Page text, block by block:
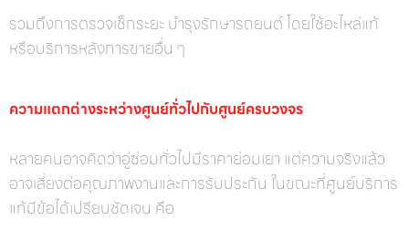
รวมถึงการตรวจเช็กระยะ บำรุงรักษารถยนต์ โดยใช้อะไหล่แท้
หรือบริการหลังการขายอื่น ๆ
ความแตกต่างระหว่างศูนย์ทั่วไปกับศูนย์ครบวงจร
หลายคนอาจคิดว่าอู่ซ่อมทั่วไปมีราคาย่อมเยา แต่ความจริงแล้ว
อาจเสี่ยงต่อคุณภาพงานและการรับประกัน ในขณะที่ศูนย์บริการ
แท้มีข้อได้เปรียบชัดเจน คือ